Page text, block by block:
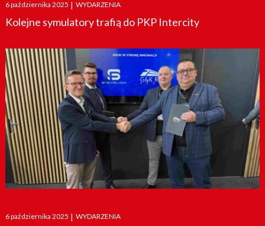
on
6 października 2025 | WYDARZENIA
Kolejne symulatory trafią do PKP Intercity
Posted
on
6 października 2025 | WYDARZENIA